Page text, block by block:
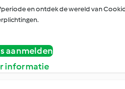
en ontdek de wereld van
aanmelden
informatie